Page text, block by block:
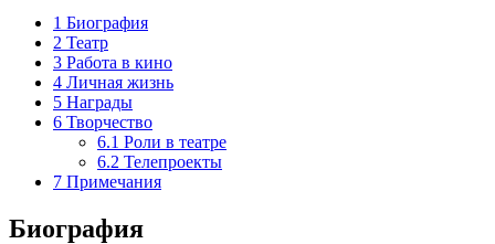
1 Биография
2 Театр
3 Работа в кино
4 Личная жизнь
5 Награды
6 Творчество
6.1 Роли в театре
6.2 Телепроекты
7 Примечания
Биография